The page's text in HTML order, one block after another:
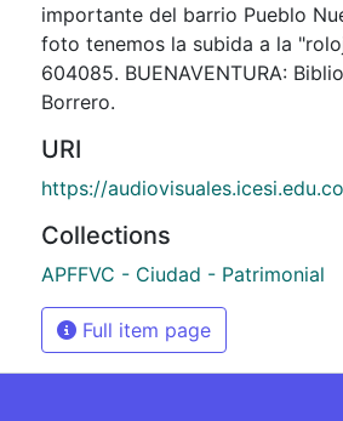
importante del barrio Pueblo
foto tenemos la subida a la
604085. BUENAVENTURA:
Borrero.
URI
https://
Collections
APFFVC - Ciudad - Patrimonial
Full item page